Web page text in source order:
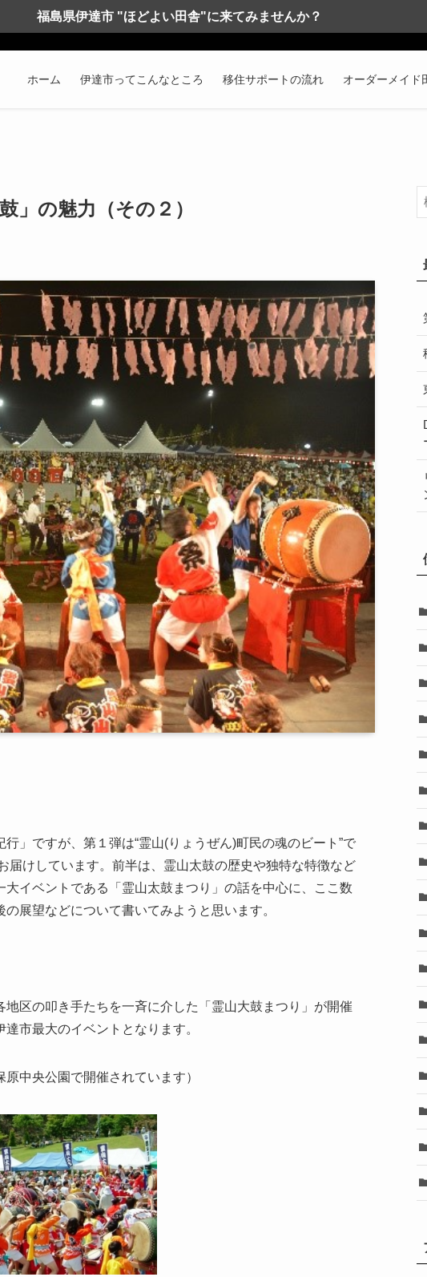
福島県伊達市 "ほどよい田舎"に来てみませんか？
ホーム 伊達市ってこんなところ 移住サポートの流れ オーダーメイド
」の魅力（その２）
」ですが、第１弾は“霊山(りょうぜん)町民の魂のビート”で
届けしています。前半は、霊山太鼓の歴史や独特な特徴など
イベントである「霊山太鼓まつり」の話を中心に、ここ数
展望などについて書いてみようと思います。
区の叩き手たちを一斉に介した「霊山大鼓まつり」が開催
市最大のイベントとなります。
中央公園で開催されています）